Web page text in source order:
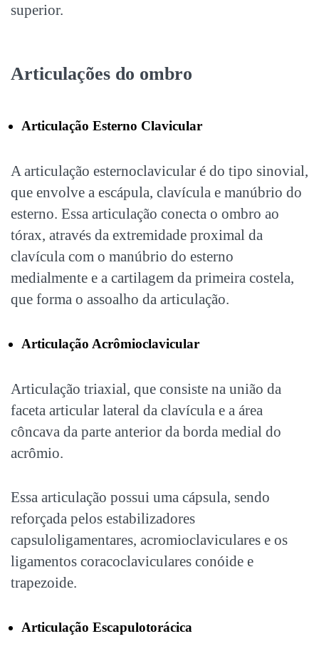
superior.
Articulações do ombro
Articulação Esterno Clavicular
A articulação esternoclavicular é do tipo sinovial,
que envolve a escápula, clavícula e manúbrio do
esterno. Essa articulação conecta o ombro ao
tórax, através da extremidade proximal da
clavícula com o manúbrio do esterno
medialmente e a cartilagem da primeira costela,
que forma o assoalho da articulação.
Articulação Acrômioclavicular
Articulação triaxial, que consiste na união da
faceta articular lateral da clavícula e a área
côncava da parte anterior da borda medial do
acrômio.
Essa articulação possui uma cápsula, sendo
reforçada pelos estabilizadores
capsuloligamentares, acromioclaviculares e os
ligamentos coracoclaviculares conóide e
trapezoide.
Articulação Escapulotorácica